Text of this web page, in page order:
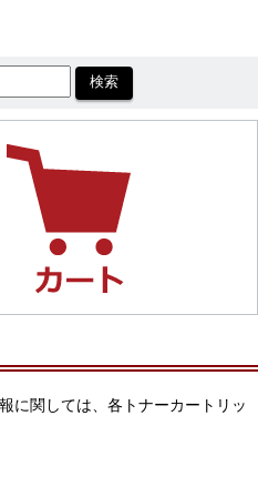
に関しては、各トナーカートリッ